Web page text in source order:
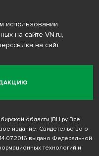
использовании
на сайте VN.ru,
на сайт
области (ВН.ру Все
издание. Свидетельство о
выдано Федеральной
технологий и